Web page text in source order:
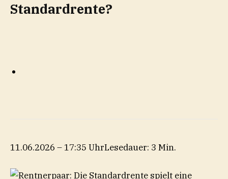
Standardrente?
11.06.2026 – 17:35 UhrLesedauer: 3 Min.